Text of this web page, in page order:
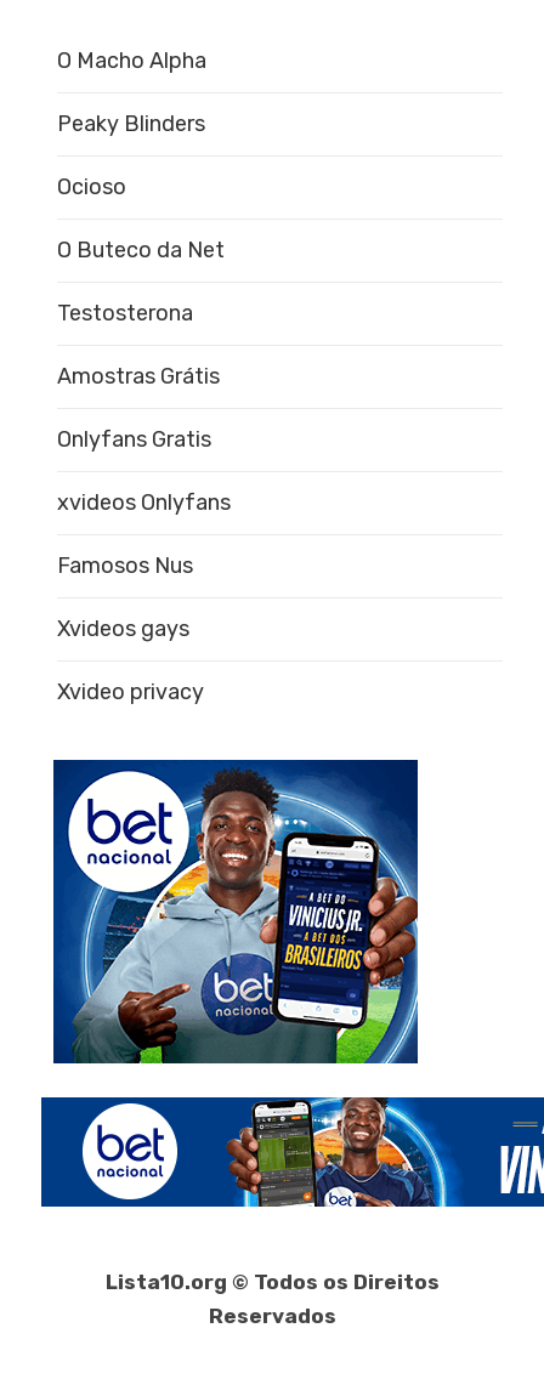
O Macho Alpha
Peaky Blinders
Ocioso
O Buteco da Net
Testosterona
Amostras Grátis
Onlyfans Gratis
xvideos Onlyfans
Famosos Nus
Xvideos gays
Xvideo privacy
Lista10.org © Todos os Direitos
Reservados